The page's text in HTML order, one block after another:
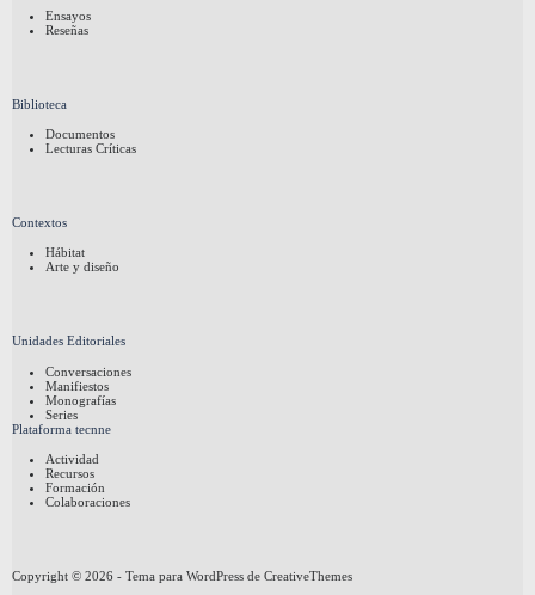
Ensayos
Reseñas
Biblioteca
Documentos
Lecturas Críticas
Contextos
Hábitat
Arte y diseño
Unidades Editoriales
Conversaciones
Manifiestos
Monografías
Series
Plataforma tecnne
Actividad
Recursos
Formación
Colaboraciones
Copyright © 2026 - Tema para WordPress de CreativeThemes